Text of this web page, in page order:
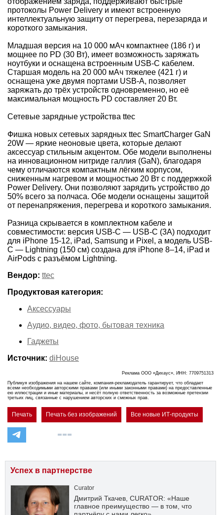
протоколы Power Delivery и имеют встроенную
интеллектуальную защиту от перегрева, перезаряда и
короткого замыкания.
Младшая версия на 10 000 мАч компактнее (186 г) и
мощнее по PD (30 Вт), имеет возможность заряжать
ноутбуки и оснащена встроенным USB‑C кабелем.
Старшая модель на 20 000 мАч тяжелее (421 г) и
оснащена уже двумя портами USB‑A, позволяет
заряжать до трёх устройств одновременно, но её
максимальная мощность PD составляет 20 Вт.
Сетевые зарядные устройства ttec
Фишка новых сетевых зарядных ttec SmartCharger GaN
20W — яркие неоновые цвета, которые делают
аксессуар стильным акцентом. Обе модели выполнены
на инновационном нитриде галлия (GaN), благодаря
чему отличаются компактным лёгким корпусом,
сниженным нагревом и мощностью 20 Вт с поддержкой
Power Delivery. Они позволяют зарядить устройство до
50% всего за полчаса. Обе модели оснащены защитой
от перенапряжения, перегрева и короткого замыкания.
Разница скрывается в комплектном кабеле и
совместимости: версия USB-C — USB-C (3А) подходит
для iPhone 15-12, iPad, Samsung и Pixel, а модель USB-
C — Lightning (150 см) создана для iPhone 8–14, iPad и
AirPods с разъёмом Lightning.
Вендор: ttec
Продуктовая категория:
Аксессуары
Аудио, видео, фото, бытовая техника
Гаджеты
Источник: diHouse
Реклама ООО «Дихаус», ИНН: 7709751313
Публикуя изображения на нашем сайте, компания-рекламодатель гарантирует, что обладает
всеми необходимыми авторскими правами (или иными законными правами) на предоставленные
ею иллюстрации и иные материалы, и несёт полную ответственность за возможные претензии
третьих лиц, связанные с нарушением авторских и смежных прав.
Печать Печать без изображений Все новые ИТ-продукты
Успех в партнерстве
Curator
Дмитрий Ткачев, CURATOR: «Наше
главное преимущество — в том, что